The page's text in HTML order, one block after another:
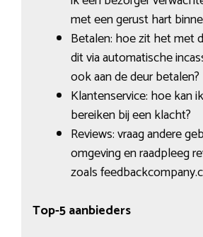
met een gerust hart
Betalen: hoe zit het met
dit via automatische
ook aan de deur betalen?
Klantenservice: hoe kan
bereiken bij een klacht?
Reviews: vraag andere
omgeving en raadpleeg
zoals
Top-5 aanbieders